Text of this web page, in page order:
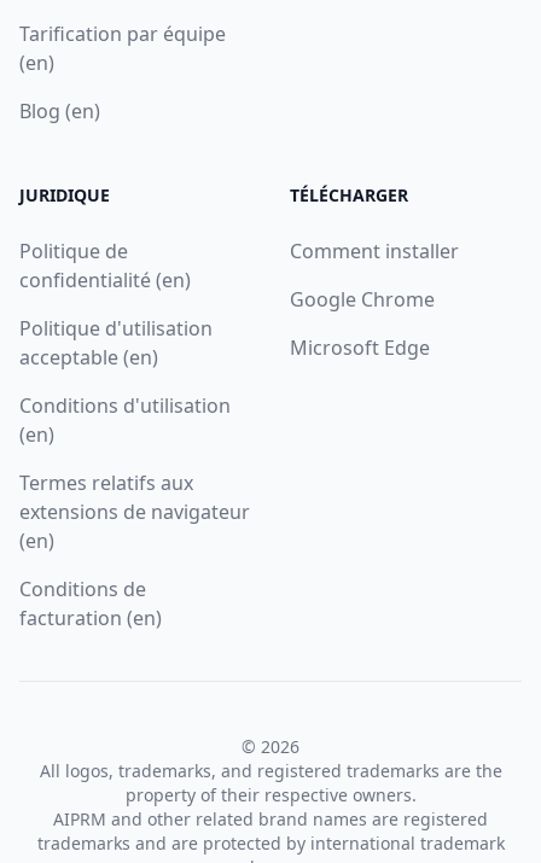
Tarification par équipe
(en)
Blog (en)
JURIDIQUE
Politique de
confidentialité (en)
Politique d'utilisation
acceptable (en)
Conditions d'utilisation
(en)
Termes relatifs aux
extensions de navigateur
(en)
Conditions de
facturation (en)
TÉLÉCHARGER
Comment installer
Google Chrome
Microsoft Edge
© 2026
All logos, trademarks, and registered trademarks are the
property of their respective owners.
AIPRM and other related brand names are registered
trademarks and are protected by international trademark